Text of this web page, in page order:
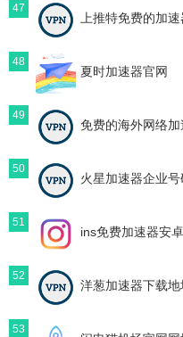
47
上推特免费的加
48
夏时加速器官网
49
免费的海外网络
50
火星加速器企业
51
ins免费加速器安卓
52
洋葱加速器下载地
53